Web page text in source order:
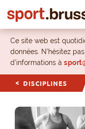
Ce site web est
données. N’hésitez
d’informations à
DISCIPLINES